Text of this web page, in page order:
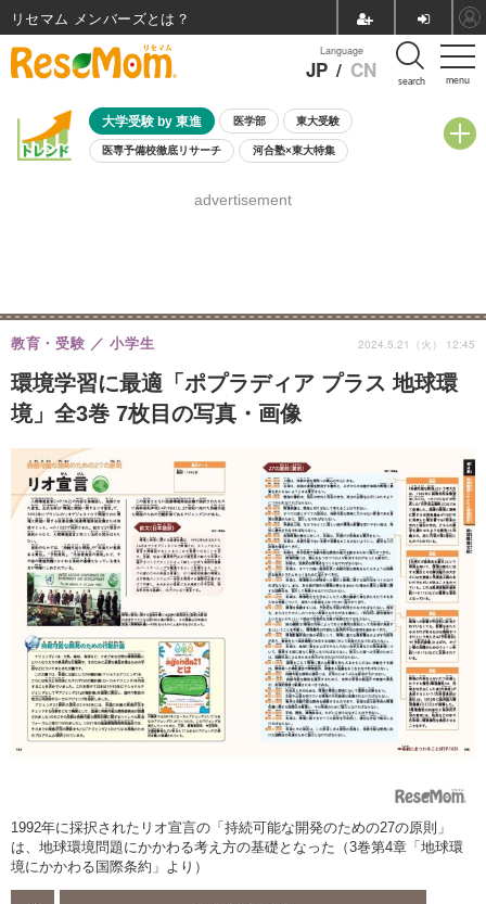
menu
Language
JP / CN search
大学受験 by 東進 医学部 東大受験
医専予備校徹底リサーチ 河合塾×東大特集
8月開催学校説明会・相談会
advertisement
環境学習に最適「ポプラディア プラス 地球環
境」全3巻 7枚目の写真・画像
教育・受験 小学生 2024.5.21（火） 12:45
1992年に採択されたリオ宣言の「持続可能な開発のための27の原則」
は、地球環境問題にかかわる考え方の基礎となった（3巻第4章「地球環
境にかかわる国際条約」より）
リセマム メンバーズ